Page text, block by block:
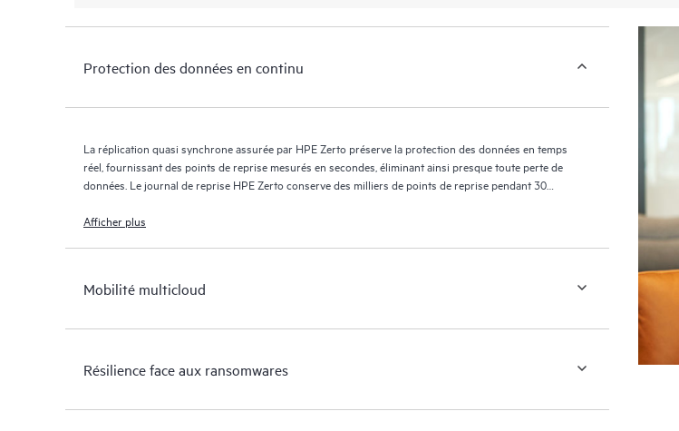
Protection des données en continu
La réplication quasi synchrone assurée par HPE Zerto préserve la protection des données en temps
réel, fournissant des points de reprise mesurés en secondes, éliminant ainsi presque toute perte de
données. Le journal de reprise HPE Zerto conserve des milliers de points de reprise pendant 30
Afficher plus
Mobilité multicloud
Résilience face aux ransomwares